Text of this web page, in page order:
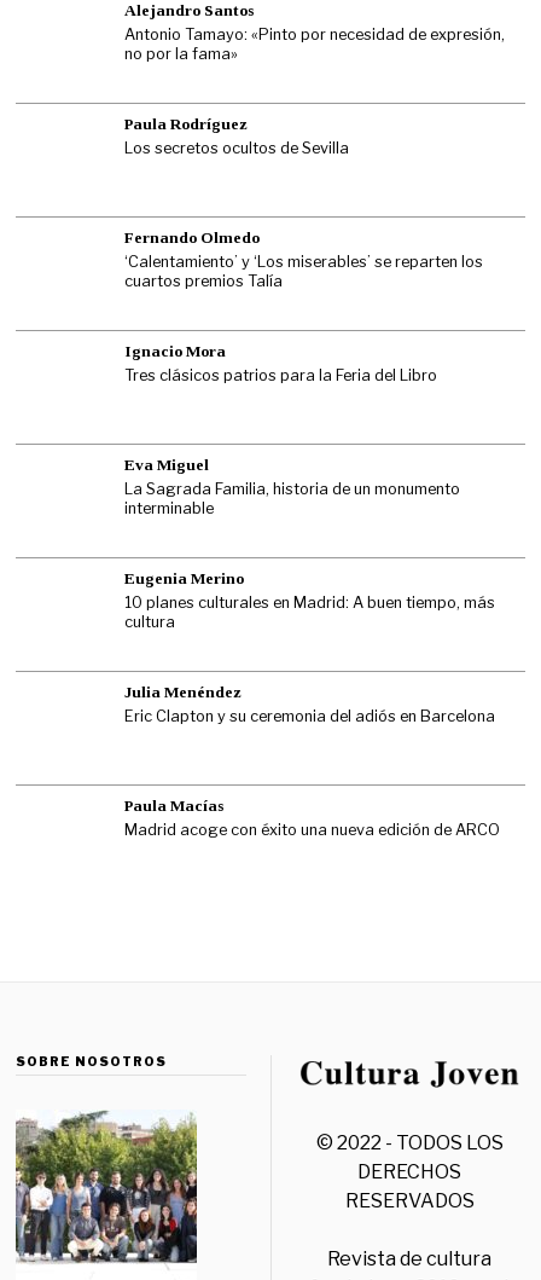
Alejandro Santos
Antonio Tamayo: «Pinto por necesidad de expresión,
no por la fama»
Paula Rodríguez
Los secretos ocultos de Sevilla
Fernando Olmedo
‘Calentamiento’ y ‘Los miserables’ se reparten los
cuartos premios Talía
Ignacio Mora
Tres clásicos patrios para la Feria del Libro
Eva Miguel
La Sagrada Familia, historia de un monumento
interminable
Eugenia Merino
10 planes culturales en Madrid: A buen tiempo, más
cultura
Julia Menéndez
Eric Clapton y su ceremonia del adiós en Barcelona
Paula Macías
Madrid acoge con éxito una nueva edición de ARCO
SOBRE NOSOTROS
© 2022 - TODOS LOS
DERECHOS
RESERVADOS
Revista de cultura